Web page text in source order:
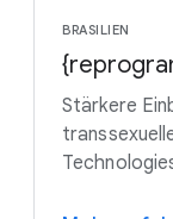
BRASILIEN
Stärkere